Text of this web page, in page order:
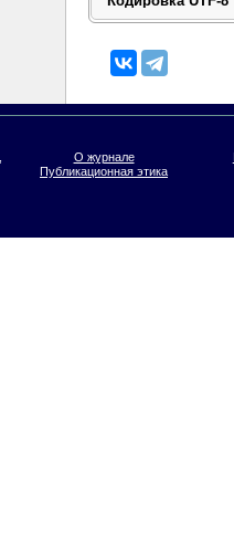
О журнале
Публикационная этика